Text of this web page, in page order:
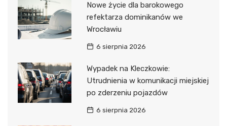
Nowe życie dla barokowego
refektarza dominikanów we
Wrocławiu
6 sierpnia 2026
Wypadek na Kleczkowie:
Utrudnienia w komunikacji miejskiej
po zderzeniu pojazdów
6 sierpnia 2026